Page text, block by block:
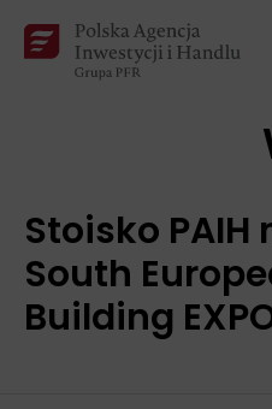
Stoisko
South
Building